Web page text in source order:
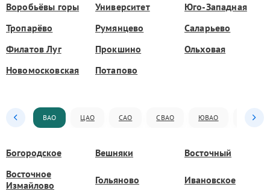
Воробьёвы горы
Университет
Юго-Западная
Тропарёво
Румянцево
Саларьево
Филатов Луг
Прокшино
Ольховая
Новомосковская
Потапово
ВАО ЦАО САО СВАО ЮВАО ЮАО
Богородское Вешняки
Восточный
Восточное
Измайлово
Гольяново Ивановское